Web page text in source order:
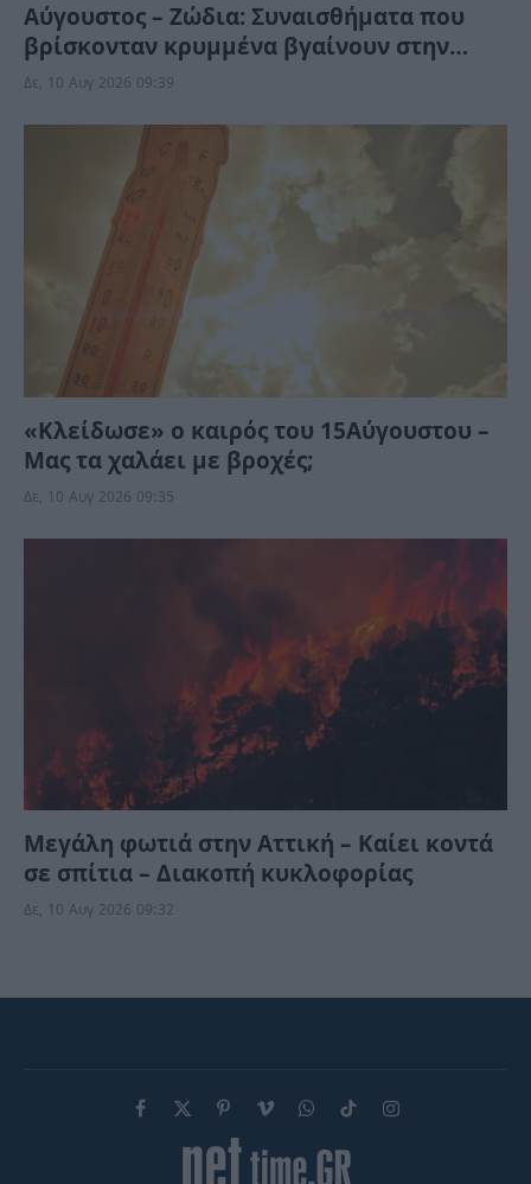
Αύγουστος – Ζώδια: Συναισθήματα που
βρίσκονταν κρυμμένα βγαίνουν στην
επιφάνεια – Ένα μήνυμα φέρνει
Δε, 10 Αυγ 2026 09:39
«Κλείδωσε» ο καιρός του 15Αύγουστου –
Μας τα χαλάει με βροχές;
Δε, 10 Αυγ 2026 09:35
Μεγάλη φωτιά στην Αττική – Καίει κοντά
σε σπίτια – Διακοπή κυκλοφορίας
Δε, 10 Αυγ 2026 09:32
Facebook
X
(Twitter)
PinterestVimeoWhatsApp
TikTokInstagram